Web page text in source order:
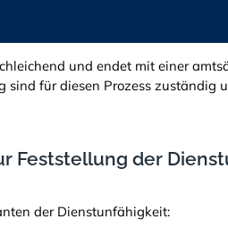
und endet mit einer
sind für diesen Prozess zuständig
Feststellung der
der Dienstunfähigkeit: